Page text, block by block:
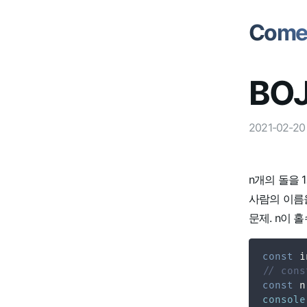
2021-02-20
n개의 돌을
사람의 이
문제. n이
const
//
const
console